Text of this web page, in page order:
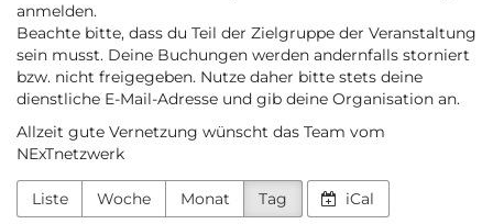
anmelden.
Beachte bitte, dass du Teil der Zielgruppe der Veranstaltung
sein musst. Deine Buchungen werden andernfalls storniert
bzw. nicht freigegeben. Nutze daher bitte stets deine
dienstliche E-Mail-Adresse und gib deine Organisation an.
Allzeit gute Vernetzung wünscht das Team vom
NExTnetzwerk
Liste Woche Monat Tag iCal